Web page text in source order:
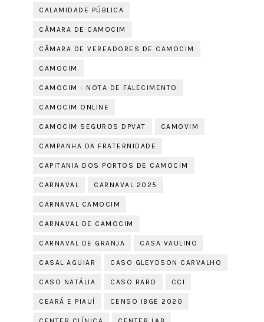
CALAMIDADE PÚBLICA
CÂMARA DE CAMOCIM
CÂMARA DE VEREADORES DE CAMOCIM
CAMOCIM
CAMOCIM - NOTA DE FALECIMENTO
CAMOCIM ONLINE
CAMOCIM SEGUROS DPVAT CAMOVIM
CAMPANHA DA FRATERNIDADE
CAPITANIA DOS PORTOS DE CAMOCIM
CARNAVAL CARNAVAL 2025
CARNAVAL CAMOCIM
CARNAVAL DE CAMOCIM
CARNAVAL DE GRANJA CASA VAULINO
CASAL AGUIAR CASO GLEYDSON CARVALHO
CASO NATÁLIA CASO RARO CCI
CEARÁ E PIAUÍ CENSO IBGE 2020